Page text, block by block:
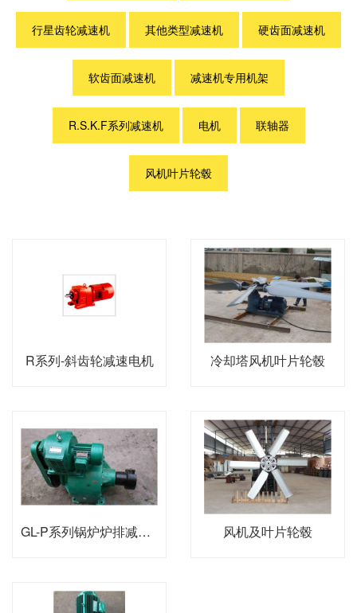
行星齿轮减速机 其他类型减速机 硬齿面减速机
软齿面减速机 减速机专用机架
R.S.K.F系列减速机 电机 联轴器
风机叶片轮毂
R系列-斜齿轮减速电机 冷却塔风机叶片轮毂
GL-P系列锅炉炉排减速器 风机及叶片轮毂